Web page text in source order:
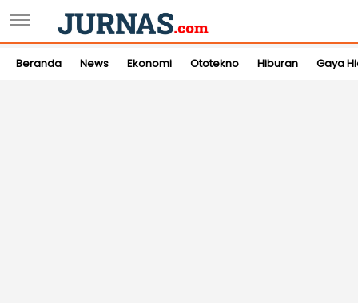
Beranda News Ekonomi Ototekno Hiburan Gaya